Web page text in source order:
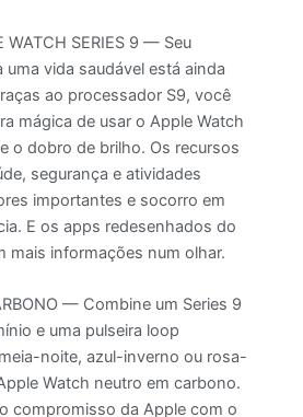
WATCH SERIES 9 — Seu
uma vida saudável está ainda
ao processador S9, você
mágica de usar o Apple Watch
o dobro de brilho. Os recursos
segurança e atividades
importantes e socorro em
E os apps redesenhados do
mais informações num olhar.
— Combine um Series 9
e uma pulseira loop
noite, azul-inverno ou rosa-
Watch neutro em carbono.
compromisso da Apple com o